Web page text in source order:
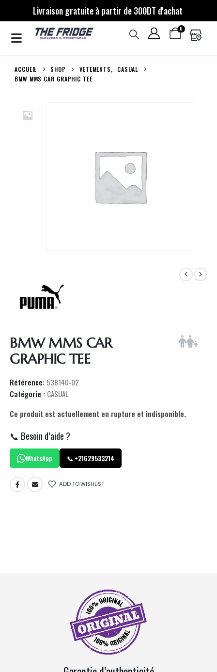
Livraison gratuite à partir de 300DT d'achat
0
ACCUEIL SHOP VETEMENTS,
CASUAL
BMW MMS CAR GRAPHIC TEE
BMW MMS CAR
GRAPHIC TEE
Référence: 538140-02
Catégorie : CASUAL
Ce produit est actuellement en rupture et indisponible.
📞 Besoin d’aide ?
WhatsApp 📞 +21629533214
ADD TO WISHLIST